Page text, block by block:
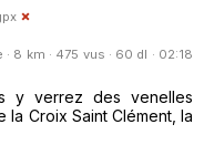
8 km · 475 vus · 60 dl · 02:18
y verrez des venelles
Croix Saint Clément, la